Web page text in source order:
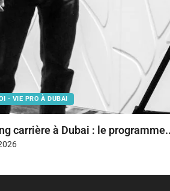
- VIE PRO À DUBAI
carrière à Dubai : le